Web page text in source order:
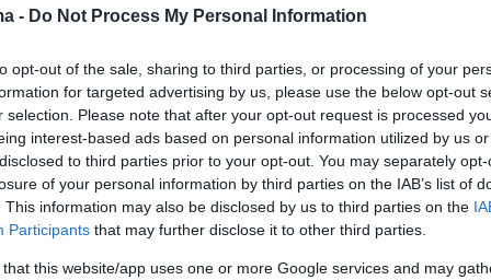
- Do Not Process My Personal Information
opt-out of the sale, sharing to third parties, or processing of your
for targeted advertising by us, please use the below opt-out
selection. Please note that after your opt-out request is processed
interest-based ads based on personal information utilized by us
to third parties prior to your opt-out. You may separately
of your personal information by third parties on the IAB’s list of
This information may also be disclosed by us to third parties on the
Participants that may further disclose it to other third parties.
that this website/app uses one or more Google services and may
για τα πολιτικά
Τζέσε Τζάκσον
τα πολιτικά δικαιώματα στις ΗΠΑ από τη δεκαετία
παρών στη δολοφονία του μέντορά του, Μάρτιν
στο Μέμφις του Τενεσί το 1968